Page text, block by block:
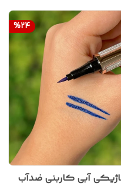
%24
خط چشم ماژیکی آبی کاربنی ضدآب